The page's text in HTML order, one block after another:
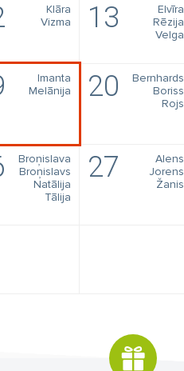
Klāra
Vizma
13
Elvīra
Rēzija
Velga
Imanta
Melānija
20
Bernhards
Boriss
Rojs
Broņislava
Broņislavs
Natālija
Tālija
27
Alens
Jorens
Žanis